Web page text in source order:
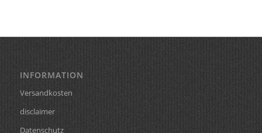
INFORMATION
Versandkosten
disclaimer
Datenschutz